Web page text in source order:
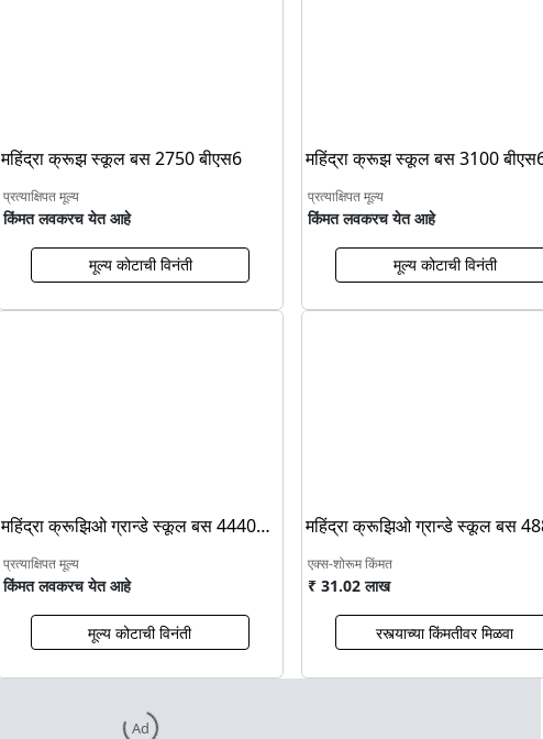
महिंद्रा क्रूझ स्कूल बस 2750 बीएस6
प्रत्याक्षिपत मूल्य
किंमत लवकरच येत आहे
मूल्य कोटाची विनंती
महिंद्रा क्रूझ स्कूल बस 3100
प्रत्याक्षिपत मूल्य
किंमत लवकरच येत आहे
मूल्य कोटाची विनंती
महिंद्रा क्रूझिओ ग्रान्डे स्कूल बस 4440
बीएस6
प्रत्याक्षिपत मूल्य
किंमत लवकरच येत आहे
मूल्य कोटाची विनंती
महिंद्रा क्रूझिओ ग्रान्डे स्कूल बस
बीएस6
एक्स-शोरूम किंमत
₹ 31.02 लाख
रस्त्याच्या किंमतीवर मिळवा
Ad